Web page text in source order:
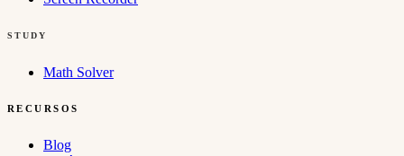
STUDY
Math Solver
RECURSOS
Blog